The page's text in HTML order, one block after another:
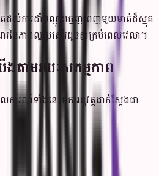
តដល់ការដាំបណ្តុះធ្មេញពេញមួយមាត់ដ៏ស្មុគ
រនៃភាពល្អប្រសើរដូចគ្នាគ្រប់ពេលវេលា។
តាមរយៈសកម្មភាព
ារណ៍ទាំងនេះមកអនុវត្តជាក់ស្តែងជា